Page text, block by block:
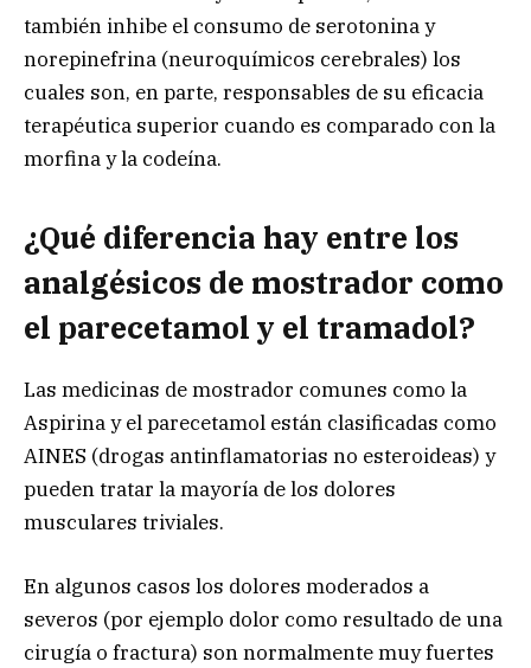
también inhibe el consumo de serotonina y
norepinefrina (neuroquímicos cerebrales) los
cuales son, en parte, responsables de su eficacia
terapéutica superior cuando es comparado con la
morfina y la codeína.
¿Qué diferencia hay entre los
analgésicos de mostrador como
el parecetamol y el tramadol?
Las medicinas de mostrador comunes como la
Aspirina y el parecetamol están clasificadas como
AINES (drogas antinflamatorias no esteroideas) y
pueden tratar la mayoría de los dolores
musculares triviales.
En algunos casos los dolores moderados a
severos (por ejemplo dolor como resultado de una
cirugía o fractura) son normalmente muy fuertes